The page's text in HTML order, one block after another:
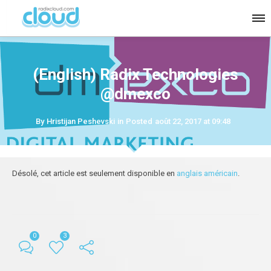
(English) Radix Technologies
@dmexco
By Hristijan Peshevski in Posted août 22, 2017 at 09:48
Désolé, cet article est seulement disponible en anglais américain
0 3